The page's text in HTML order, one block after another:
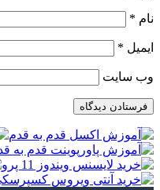
نام *
ایمیل *
وب‌ سایت